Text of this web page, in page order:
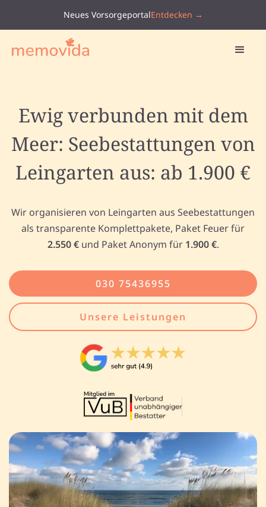
Neues VorsorgeportalEntdecken →
Ewig verbunden mit dem
Meer: Seebestattungen von
Leingarten aus: ab 1.900 €
Wir organisieren von Leingarten aus Seebestattungen
als transparente Komplettpakete, Paket Feuer für
2.550 €und Paket Anonym für 1.900 €.
030 75436955
Unsere Leistungen